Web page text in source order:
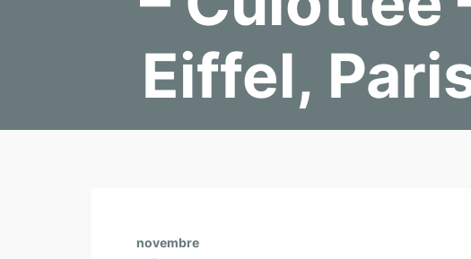
Eiffel,
novembre